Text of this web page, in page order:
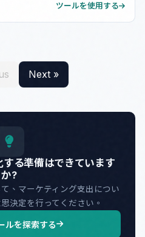
ツールを使用する
Next »
する準備はできています
か?
、マーケティング支出につい
決定を行ってください。
ルを探索する